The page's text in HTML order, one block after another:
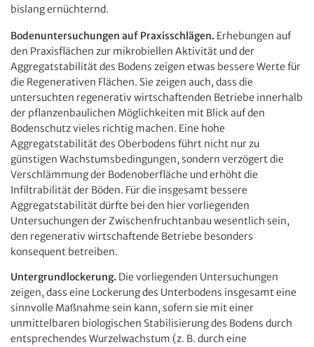
bislang ernüchternd.
Bodenuntersuchungen auf Praxisschlägen. Erhebungen auf
den Praxisflächen zur mikrobiellen Aktivität und der
Aggregatstabilität des Bodens zeigen etwas bessere Werte für
die Regenerativen Flächen. Sie zeigen auch, dass die
untersuchten regenerativ wirtschaftenden Betriebe innerhalb
der pflanzenbaulichen Möglichkeiten mit Blick auf den
Bodenschutz vieles richtig machen. Eine hohe
Aggregatstabilität des Oberbodens führt nicht nur zu
günstigen Wachstumsbedingungen, sondern verzögert die
Verschlämmung der Bodenoberfläche und erhöht die
Infiltrabilität der Böden. Für die insgesamt bessere
Aggregatstabilität dürfte bei den hier vorliegenden
Untersuchungen der Zwischenfruchtanbau wesentlich sein,
den regenerativ wirtschaftende Betriebe besonders
konsequent betreiben.
Untergrundlockerung. Die vorliegenden Untersuchungen
zeigen, dass eine Lockerung des Unterbodens insgesamt eine
sinnvolle Maßnahme sein kann, sofern sie mit einer
unmittelbaren biologischen Stabilisierung des Bodens durch
entsprechendes Wurzelwachstum (z. B. durch eine